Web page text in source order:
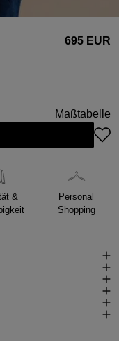
695 EUR
Maßtabelle
&
Personal
Shopping